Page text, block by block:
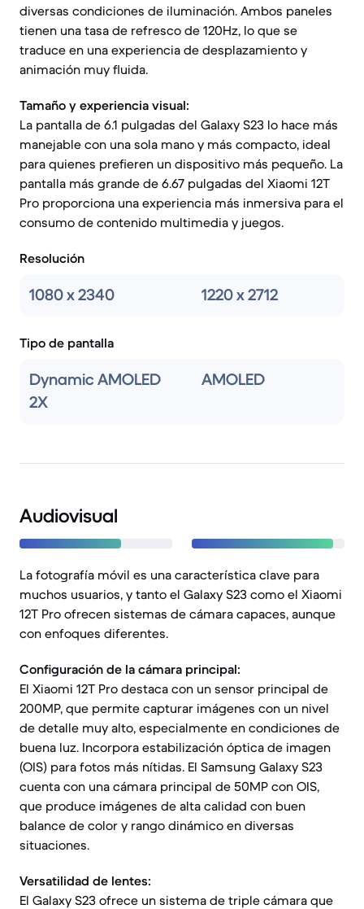
diversas condiciones de iluminación. Ambos paneles
tienen una tasa de refresco de 120Hz, lo que se
traduce en una experiencia de desplazamiento y
animación muy fluida.
Tamaño y experiencia visual:
La pantalla de 6.1 pulgadas del Galaxy S23 lo hace más
manejable con una sola mano y más compacto, ideal
para quienes prefieren un dispositivo más pequeño. La
pantalla más grande de 6.67 pulgadas del Xiaomi 12T
Pro proporciona una experiencia más inmersiva para el
consumo de contenido multimedia y juegos.
Resolución
1080 x 2340 1220 x 2712
Tipo de pantalla
Dynamic AMOLED
2X
AMOLED
Audiovisual
La fotografía móvil es una característica clave para
muchos usuarios, y tanto el Galaxy S23 como el Xiaomi
12T Pro ofrecen sistemas de cámara capaces, aunque
con enfoques diferentes.
Configuración de la cámara principal:
El Xiaomi 12T Pro destaca con un sensor principal de
200MP, que permite capturar imágenes con un nivel
de detalle muy alto, especialmente en condiciones de
buena luz. Incorpora estabilización óptica de imagen
(OIS) para fotos más nítidas. El Samsung Galaxy S23
cuenta con una cámara principal de 50MP con OIS,
que produce imágenes de alta calidad con buen
balance de color y rango dinámico en diversas
situaciones.
Versatilidad de lentes:
El Galaxy S23 ofrece un sistema de triple cámara que